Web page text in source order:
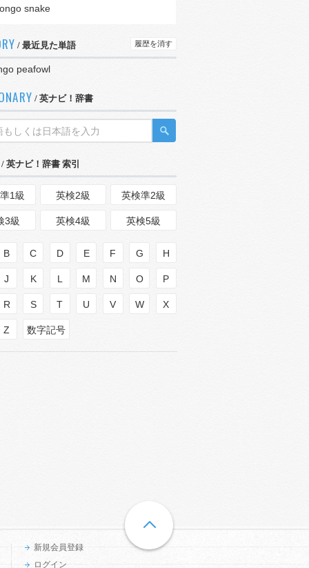
snake
/ 最近見た単語 履歴を消す
peafowl
/ 英ナビ！辞書
/ 英ナビ！辞書 索引
1級 英検2級 英検準2級
3級 英検4級 英検5級
B C D E F G H
J K L M N O P
R S T U V W X
Z 数字記号
新規会員登録
ログイン